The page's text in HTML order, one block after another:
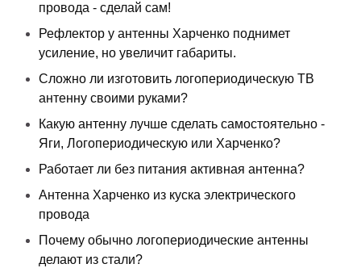
провода - сделай сам!
Рефлектор у антенны Харченко поднимет
усиление, но увеличит габариты.
Сложно ли изготовить логопериодическую ТВ
антенну своими руками?
Какую антенну лучше сделать самостоятельно -
Яги, Логопериодическую или Харченко?
Работает ли без питания активная антенна?
Антенна Харченко из куска электрического
провода
Почему обычно логопериодические антенны
делают из стали?